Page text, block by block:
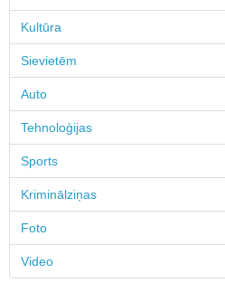
Kultūra
Sievietēm
Auto
Tehnoloģijas
Sports
Kriminālziņas
Foto
Video